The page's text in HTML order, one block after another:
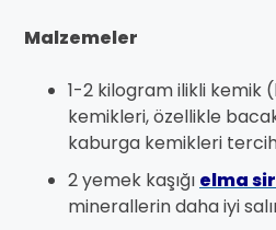
Malzemeler
1-2 kilogram ilikli kemik
kemikleri, özellikle
kaburga kemikleri
2 yemek kaşığı elma
minerallerin daha iyi